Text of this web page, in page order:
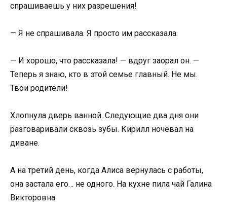
спрашиваешь у них разрешения!
— Я не спрашивала. Я просто им рассказала.
— И хорошо, что рассказала! — вдруг заорал он. —
Теперь я знаю, кто в этой семье главный. Не мы.
Твои родители!
Хлопнула дверь ванной. Следующие два дня они
разговаривали сквозь зубы. Кирилл ночевал на
диване.
А на третий день, когда Алиса вернулась с работы,
она застала его… не одного. На кухне пила чай Галина
Викторовна.